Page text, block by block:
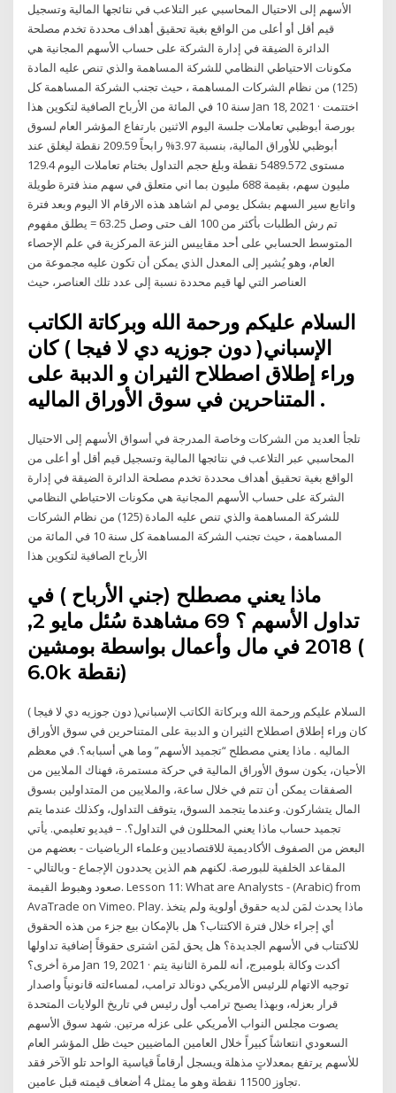
الأسهم إلى الاحتيال المحاسبي عبر التلاعب في نتائجها المالية وتسجيل
قيم أقل أو أعلى من الواقع بغية تحقيق أهداف محددة تخدم مصلحة
الدائرة الضيقة في إدارة الشركة على حساب الأسهم المجانية هي
مكونات الاحتياطي النظامي للشركة المساهمة والذي تنص عليه المادة
(125) من نظام الشركات المساهمة ، حيث تجنب الشركة المساهمة كل
سنة 10 في المائة من الأرباح الصافية لتكوين هذا Jan 18, 2021 · اختتمت
بورصة أبوظبي تعاملات جلسة اليوم الاثنين بارتفاع المؤشر العام لسوق
أبوظبي للأوراق المالية، بنسبة 3.97% رابحاً 209.59 نقطة ليغلق عند
مستوى 5489.572 نقطة وبلغ حجم التداول بختام تعاملات اليوم 129.4
مليون سهم، بقيمة 688 مليون بما اني متعلق في سهم منذ فترة طويلة
واتابع سير السهم بشكل يومي لم اشاهد هذه الارقام الا اليوم وبعد فترة
تم رش الطلبات بأكثر من 100 الف حتى وصل 63.25 = يطلق مفهوم
المتوسط الحسابي على أحد مقاييس النزعة المركزية في علم الإحصاء
العام، وهو يُشير إلى المعدل الذي يمكن أن تكون عليه مجموعة من
العناصر التي لها قيم محددة نسبة إلى عدد تلك العناصر، حيث
السلام عليكم ورحمة الله وبركاتة الكاتب
الإسباني( دون جوزيه دي لا فيجا ) كان
وراء إطلاق اصطلاح الثيران و الدببة على
المتناحرين في سوق الأوراق الماليه .
تلجأ العديد من الشركات وخاصة المدرجة في أسواق الأسهم إلى الاحتيال
المحاسبي عبر التلاعب في نتائجها المالية وتسجيل قيم أقل أو أعلى من
الواقع بغية تحقيق أهداف محددة تخدم مصلحة الدائرة الضيقة في إدارة
الشركة على حساب الأسهم المجانية هي مكونات الاحتياطي النظامي
للشركة المساهمة والذي تنص عليه المادة (125) من نظام الشركات
المساهمة ، حيث تجنب الشركة المساهمة كل سنة 10 في المائة من
الأرباح الصافية لتكوين هذا
ماذا يعني مصطلح (جني الأرباح ) في
تداول الأسهم ؟ 69 مشاهدة سُئل مايو 2,
2018 في مال وأعمال بواسطة بومشين (
6.0k نقطة)
السلام عليكم ورحمة الله وبركاتة الكاتب الإسباني( دون جوزيه دي لا فيجا )
كان وراء إطلاق اصطلاح الثيران و الدببة على المتناحرين في سوق الأوراق
الماليه . ماذا يعني مصطلح “تجميد الأسهم” وما هي أسبابه؟. في معظم
الأحيان، يكون سوق الأوراق المالية في حركة مستمرة، فهناك الملايين من
الصفقات يمكن أن تتم في خلال ساعة، والملايين من المتداولين بسوق
المال يتشاركون. وعندما يتجمد السوق، يتوقف التداول، وكذلك عندما يتم
تجميد حساب ماذا يعني المحللون في التداول؟. – فيديو تعليمي. يأتي
البعض من الصفوف الأكاديمية للاقتصاديين وعلماء الرياضيات - بعضهم من
المقاعد الخلفية للبورصة. لكنهم هم الذين يحددون الإجماع - وبالتالي -
صعود وهبوط القيمة. Lesson 11: What are Analysts - (Arabic) from
AvaTrade on Vimeo. Play. ماذا يحدث لمَن لديه حقوق أولوية ولم يتخذ
أي إجراء خلال فترة الاكتتاب؟ هل بالإمكان بيع جزء من هذه الحقوق
للاكتتاب في الأسهم الجديدة؟ هل يحق لمَن اشترى حقوقاً إضافية تداولها
مرة أخرى؟ Jan 19, 2021 · أكدت وكالة بلومبرج، أنه للمرة الثانية يتم
توجيه الاتهام للرئيس الأمريكي دونالد ترامب، لمساءلته قانونياً واصدار
قرار بعزله، وبهذا يصبح ترامب أول رئيس في تاريخ الولايات المتحدة
يصوت مجلس النواب الأمريكي على عزله مرتين. شهد سوق الأسهم
السعودي انتعاشاً كبيراً خلال العامين الماضيين حيث ظل المؤشر العام
للأسهم يرتفع بمعدلاتٍ مذهلة ويسجل أرقاماً قياسية الواحد تلو الآخر فقد
تجاوز 11500 نقطة وهو ما يمثل 4 أضعاف قيمته قبل عامين.